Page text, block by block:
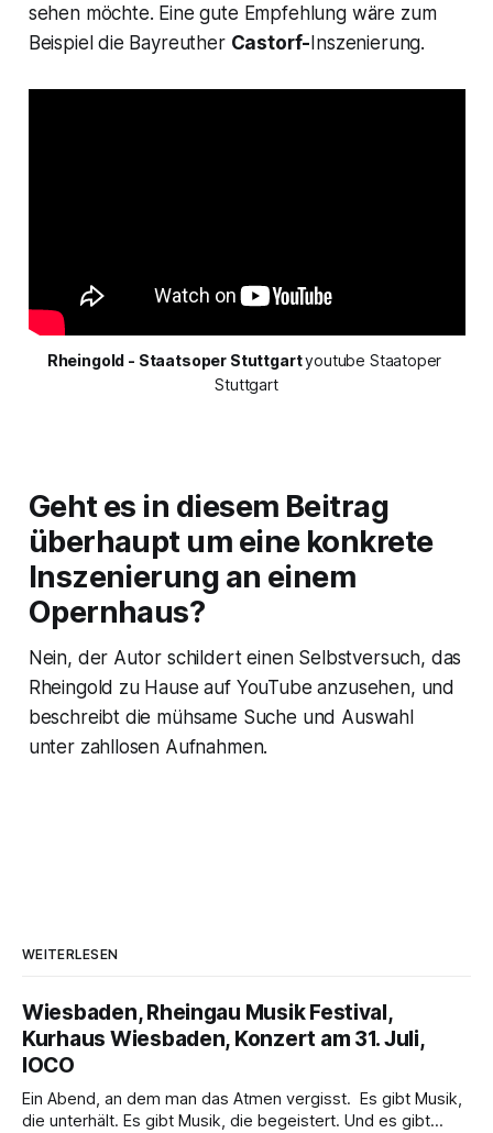
sehen möchte. Eine gute Empfehlung wäre zum
Beispiel die Bayreuther Castorf-Inszenierung.
Rheingold - Staatsoper Stuttgart youtube Staatoper
Stuttgart
Geht es in diesem Beitrag
überhaupt um eine konkrete
Inszenierung an einem
Opernhaus?
Nein, der Autor schildert einen Selbstversuch, das
Rheingold zu Hause auf YouTube anzusehen, und
beschreibt die mühsame Suche und Auswahl
unter zahllosen Aufnahmen.
WEITERLESEN
Wiesbaden, Rheingau Musik Festival,
Kurhaus Wiesbaden, Konzert am 31. Juli,
IOCO
Ein Abend, an dem man das Atmen vergisst. Es gibt Musik,
die unterhält. Es gibt Musik, die begeistert. Und es gibt